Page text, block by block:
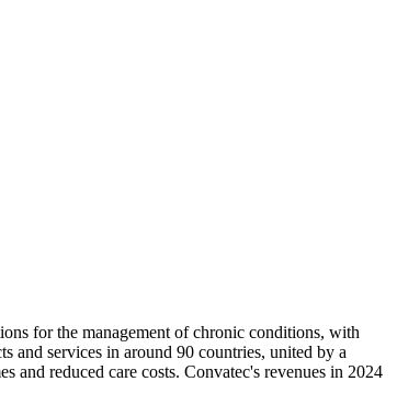
for the management of chronic conditions, with
and services in around 90 countries, united by a
reduced care costs. Convatec's revenues in 2024